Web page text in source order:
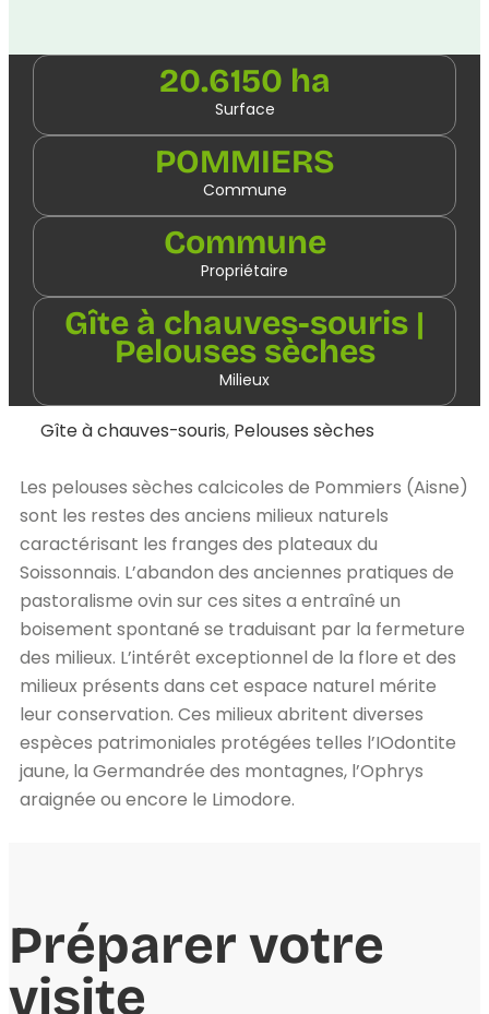
20.6150 ha
Surface
POMMIERS
Commune
Commune
Propriétaire
Gîte à chauves-souris |
Pelouses sèches
Milieux
Gîte à chauves-souris, Pelouses sèches
Les pelouses sèches calcicoles de Pommiers (Aisne)
sont les restes des anciens milieux naturels
caractérisant les franges des plateaux du
Soissonnais. L’abandon des anciennes pratiques de
pastoralisme ovin sur ces sites a entraîné un
boisement spontané se traduisant par la fermeture
des milieux. L’intérêt exceptionnel de la flore et des
milieux présents dans cet espace naturel mérite
leur conservation. Ces milieux abritent diverses
espèces patrimoniales protégées telles l’IOdontite
jaune, la Germandrée des montagnes, l’Ophrys
araignée ou encore le Limodore.
Préparer votre
visite